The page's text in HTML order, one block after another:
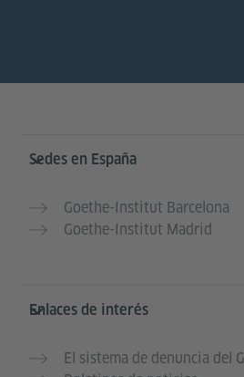
Service- und
Sedes en España
Goethe-Institut Barcelona
Goethe-Institut Madrid
Enlaces de interés
El sistema de denuncia del